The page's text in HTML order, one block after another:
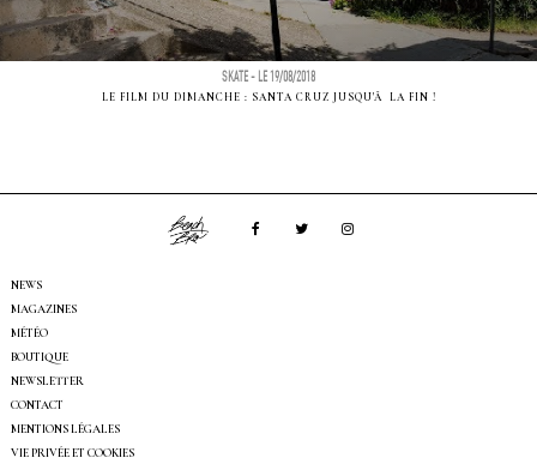
SKATE - LE 19/08/2018
LE FILM DU DIMANCHE : SANTA CRUZ JUSQU'Ã LA FIN !
NEWS
MAGAZINES
MÉTÉO
BOUTIQUE
NEWSLETTER
CONTACT
MENTIONS LÉGALES
VIE PRIVÉE ET COOKIES